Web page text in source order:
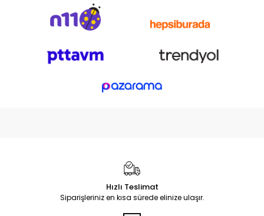
Hızlı Teslimat
Siparişleriniz en kısa sürede elinize ulaşır.